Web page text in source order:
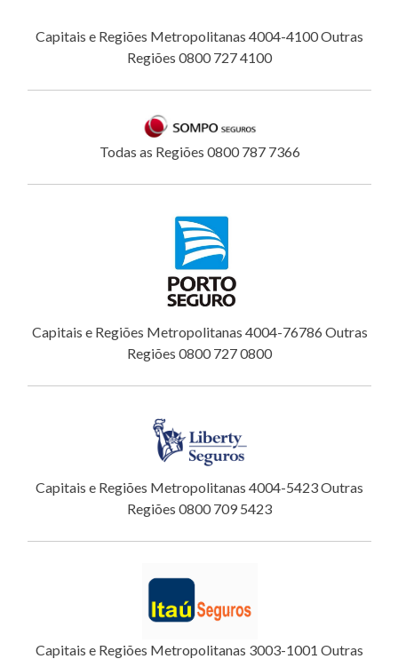
Capitais e Regiões Metropolitanas 4004-4100 Outras
Regiões 0800 727 4100
Todas as Regiões 0800 787 7366
Capitais e Regiões Metropolitanas 4004-76786 Outras
Regiões 0800 727 0800
Capitais e Regiões Metropolitanas 4004-5423 Outras
Regiões 0800 709 5423
Capitais e Regiões Metropolitanas 3003-1001 Outras